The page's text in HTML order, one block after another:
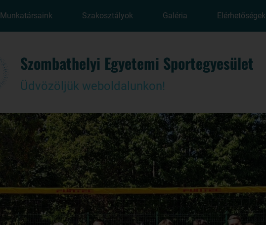
Munkatársaink Szakosztályok Galéria Elérhetőségek
Szombathelyi Egyetemi Sportegyesület
Üdvözöljük weboldalunkon!